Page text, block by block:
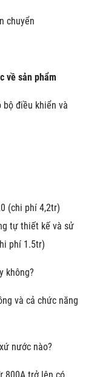
chuyển
về sản phẩm
bộ điều khiển và
(chi phí 4,2tr)
tự thiết kế và sử
phí 1.5tr)
không?
và cả chức năng
nước nào?